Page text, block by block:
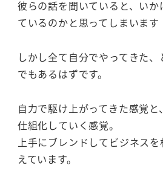
彼らの話を聞いていると、い
ているのかと思ってしまいます
しかし全て自分でやってきた
でもあるはずです。
自力で駆け上がってきた感覚
仕組化していく感覚。
上手にブレンドしてビジネス
えています。